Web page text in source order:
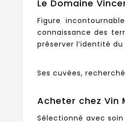
Le Domaine
Figure
connaissance des
préserver l’identité
Ses cuvées,
Acheter chez Vin
Sélectionné avec